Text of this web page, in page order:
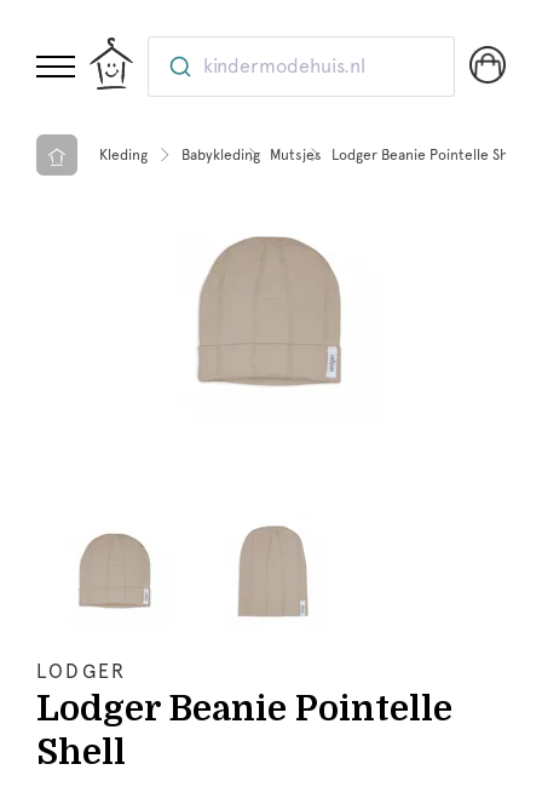
kindermodehuis.nl
Kleding Babykleding Mutsjes Lodger Beanie Pointelle Shell
LODGER
Lodger Beanie Pointelle
Shell